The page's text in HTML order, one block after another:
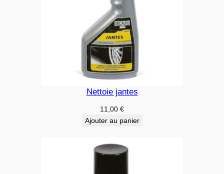
Nettoie jantes
11,00 €
Ajouter au panier